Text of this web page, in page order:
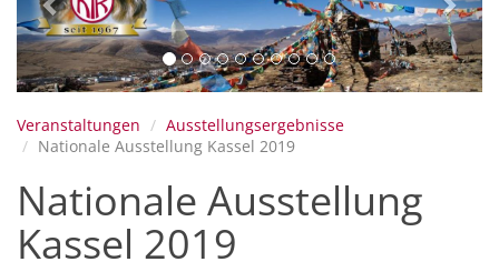
Veranstaltungen
Ausstellungsergebnisse
Nationale Ausstellung Kassel 2019
Nationale Ausstellung
Kassel 2019